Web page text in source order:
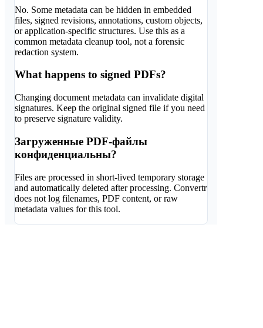
No. Some metadata can be hidden in embedded
files, signed revisions, annotations, custom objects,
or application-specific structures. Use this as a
common metadata cleanup tool, not a forensic
redaction system.
What happens to signed PDFs?
Changing document metadata can invalidate digital
signatures. Keep the original signed file if you need
to preserve signature validity.
Загруженные PDF-файлы
конфиденциальны?
Files are processed in short-lived temporary storage
and automatically deleted after processing. Convertr
does not log filenames, PDF content, or raw
metadata values for this tool.